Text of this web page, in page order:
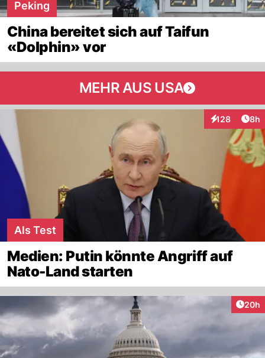
Peking
China bereitet sich auf Taifun
«Dolphin» vor
MEHR AUS USA
128
Interaktionen
8h
Als Test
Medien: Putin könnte Angriff auf
Nato-Land starten
20h